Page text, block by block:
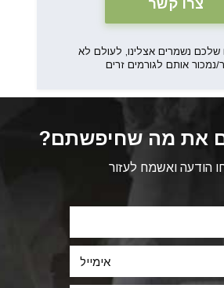
נשמרים אצלינו, לעולם לא
נמכור אותם לגורמים זרים
את מה שחיפשתם?
הודעה ואשמח לעזור